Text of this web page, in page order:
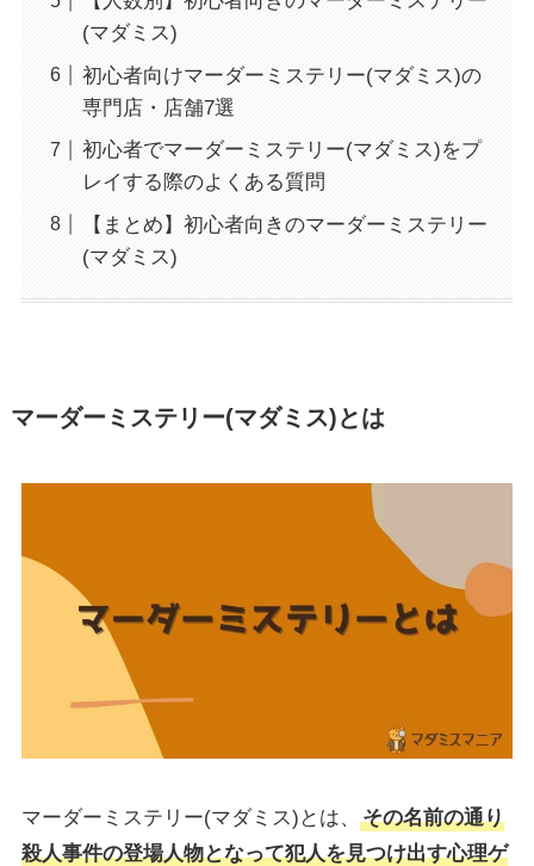
(マダミス)
初心者向けマーダーミステリー(マダミス)の
専門店・店舗7選
初心者でマーダーミステリー(マダミス)をプ
レイする際のよくある質問
【まとめ】初心者向きのマーダーミステリー
(マダミス)
マーダーミステリー(マダミス)とは
マーダーミステリー(マダミス)とは、
その名前の通り
殺人事件の登場人物となって犯人を見つけ出す心理ゲ